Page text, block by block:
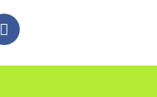
F
a
e